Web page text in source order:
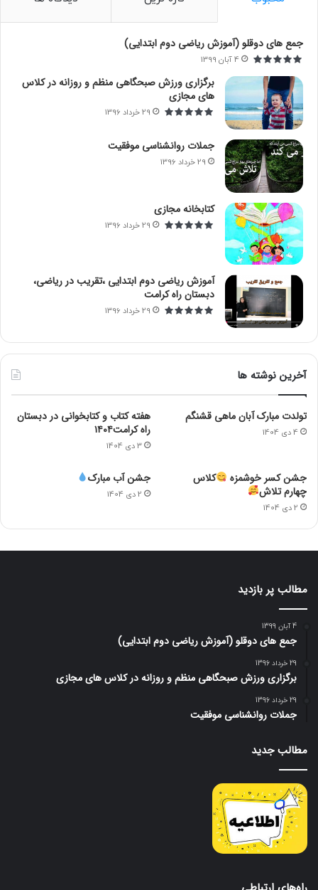
جمع های دوقلو (آموزش ریاضی دوم ابتدایی)
4 آبان 1399
برگزاری ورزش صبحگاهی منظم و روزانه در کلاس
های مجازی
29 خرداد 1396
جملات روانشناسی موفقیت
29 خرداد 1396
کتابخانه مجازی
29 خرداد 1396
آموزش ریاضی دوم ابتدایی ،تقریب در ریاضی،
دبستان راه کرامت
29 خرداد 1396
آخرین نوشته ها
تولدت مبارک آبان ماهی قشنگم
4 دی 1404
هفته کتاب و کتابخوانی در دبستان
راه کرامت۱۴۰۴
3 دی 1404
جشن کسر خوشمزه
کلاس
چهارم تلاش
2 دی 1404
جشن آب مبارک
2 دی 1404
مطالب پر بازدید
4 آبان 1399
جمع های دوقلو (آموزش ریاضی دوم ابتدایی)
29 خرداد 1396
برگزاری ورزش صبحگاهی منظم و روزانه در کلاس های مجازی
29 خرداد 1396
جملات روانشناسی موفقیت
مطالب جدید